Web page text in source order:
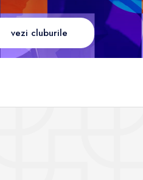
vezi cluburile